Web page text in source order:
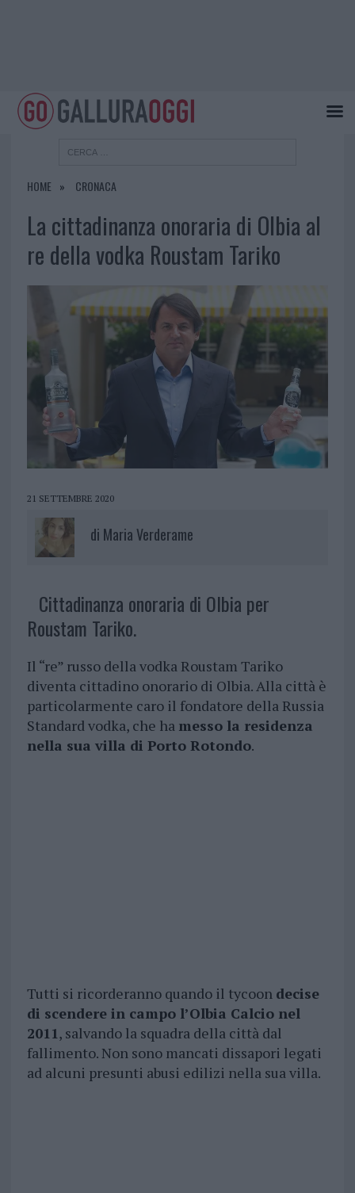
HOME CRONACA
La cittadinanza onoraria di Olbia al
re della vodka Roustam Tariko
21 SETTEMBRE 2020
di Maria Verderame
Cittadinanza onoraria di Olbia per
Roustam Tariko.
Il “re” russo della vodka Roustam Tariko
diventa cittadino onorario di Olbia. Alla città è
particolarmente caro il fondatore della Russia
Standard vodka, che ha messo la residenza
nella sua villa di Porto Rotondo.
Tutti si ricorderanno quando il tycoon decise
di scendere in campo l’Olbia Calcio nel
2011, salvando la squadra della città dal
fallimento. Non sono mancati dissapori legati
ad alcuni presunti abusi edilizi nella sua villa.